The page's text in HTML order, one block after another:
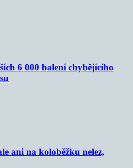
6 000 balení chybějícího
ani na koloběžku nelez,